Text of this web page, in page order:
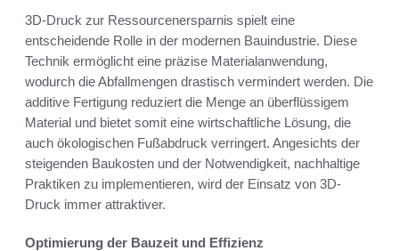
3D-Druck zur Ressourcenersparnis spielt eine
entscheidende Rolle in der modernen Bauindustrie. Diese
Technik ermöglicht eine präzise Materialanwendung,
wodurch die Abfallmengen drastisch vermindert werden. Die
additive Fertigung reduziert die Menge an überflüssigem
Material und bietet somit eine wirtschaftliche Lösung, die
auch ökologischen Fußabdruck verringert. Angesichts der
steigenden Baukosten und der Notwendigkeit, nachhaltige
Praktiken zu implementieren, wird der Einsatz von 3D-
Druck immer attraktiver.
Optimierung der Bauzeit und Effizienz